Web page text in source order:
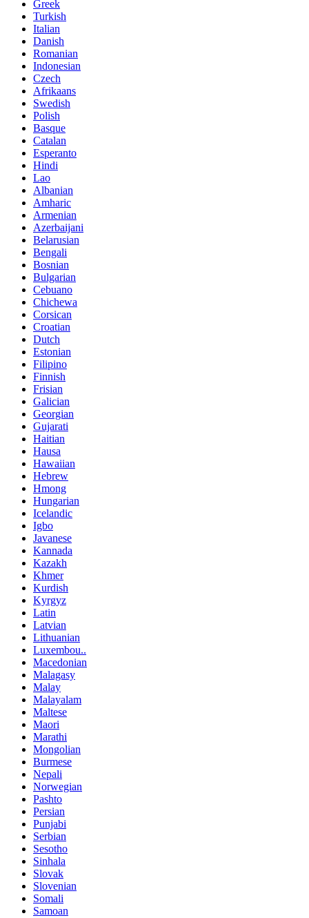
Greek
Turkish
Italian
Danish
Romanian
Indonesian
Czech
Afrikaans
Swedish
Polish
Basque
Catalan
Esperanto
Hindi
Lao
Albanian
Amharic
Armenian
Azerbaijani
Belarusian
Bengali
Bosnian
Bulgarian
Cebuano
Chichewa
Corsican
Croatian
Dutch
Estonian
Filipino
Finnish
Frisian
Galician
Georgian
Gujarati
Haitian
Hausa
Hawaiian
Hebrew
Hmong
Hungarian
Icelandic
Igbo
Javanese
Kannada
Kazakh
Khmer
Kurdish
Kyrgyz
Latin
Latvian
Lithuanian
Luxembou..
Macedonian
Malagasy
Malay
Malayalam
Maltese
Maori
Marathi
Mongolian
Burmese
Nepali
Norwegian
Pashto
Persian
Punjabi
Serbian
Sesotho
Sinhala
Slovak
Slovenian
Somali
Samoan